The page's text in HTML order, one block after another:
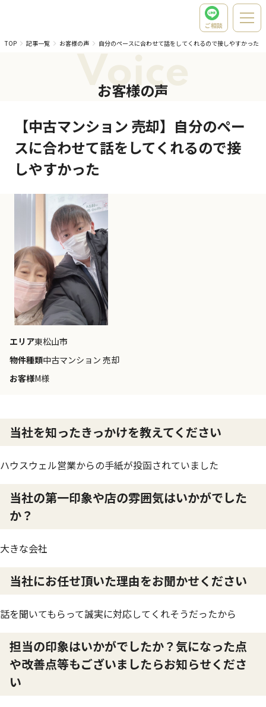
ご相談
TOP
記事一覧 お客様の声 自分のペースに合わせて話をしてくれるので接しやすかった
Voice
お客様の声
【中古マンション 売却】自分のペー
スに合わせて話をしてくれるので接
しやすかった
エリア東松山市
物件種類中古マンション 売却
お客様M様
当社を知ったきっかけを教えてください
ハウスウェル営業からの手紙が投函されていました
当社の第一印象や店の雰囲気はいかがでした
か？
大きな会社
当社にお任せ頂いた理由をお聞かせください
話を聞いてもらって誠実に対応してくれそうだったから
担当の印象はいかがでしたか？気になった点
や改善点等もございましたらお知らせくださ
い